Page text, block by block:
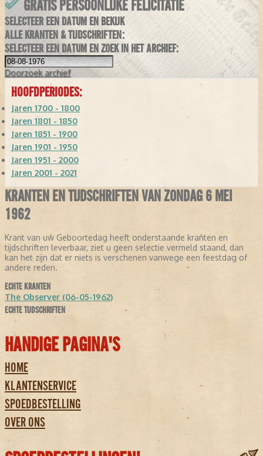
GRATIS PERSOONLIJKE FELICITATIE
SELECTEER EEN DATUM EN BEKIJK
ALLE KRANTEN & TIJDSCHRIFTEN:
SELECTEER EEN DATUM EN ZOEK IN HET ARCHIEF:
Doorzoek archief
HOOFDPERIODES:
Jaren 1700 - 1800
Jaren 1801 - 1850
Jaren 1851 - 1900
Jaren 1901 - 1950
Jaren 1951 - 2000
Jaren 2001 - 2021
KRANTEN EN TIJDSCHRIFTEN VAN ZONDAG 6 MEI
1962
Krant van uw Geboortedag heeft onderstaande kranten en
tijdschriften leverbaar, ziet u geen selectie vermeld staand, dan
kan het zijn dat er niets is verschenen vanwege een feestdag of
andere reden.
ECHTE KRANTEN
The Observer (06-05-1962)
ECHTE TIJDSCHRIFTEN
HANDIGE PAGINA'S
HOME
KLANTENSERVICE
SPOEDBESTELLING
OVER ONS